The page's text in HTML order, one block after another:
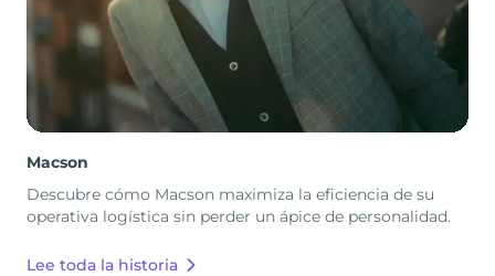
Macson
Descubre cómo Macson maximiza la eficiencia de su
operativa logística sin perder un ápice de personalidad.
Lee toda la historia